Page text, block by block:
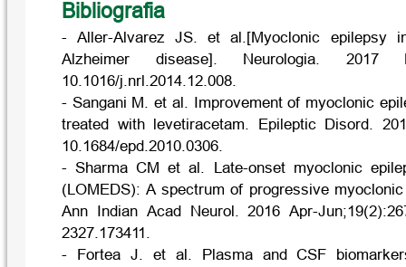
Bibliografia
- Aller-Alvarez JS. et al.[Myoclonic epilepsy
Alzheimer disease]. Neurologia. 2017
10.1016/j.nrl.2014.12.008.
- Sangani M. et al. Improvement of myoclonic
treated with levetiracetam. Epileptic Disord.
10.1684/epd.2010.0306.
- Sharma CM et al. Late-onset myoclonic
(LOMEDS): A spectrum of progressive
Ann Indian Acad Neurol. 2016 Apr-
2327.173411.
- Fortea J. et al. Plasma and CSF